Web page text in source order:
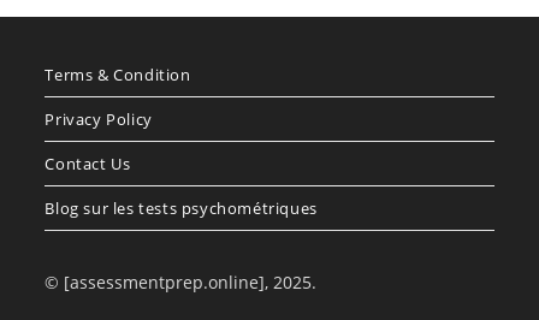
Terms & Condition
Privacy Policy
Contact Us
Blog sur les tests psychométriques
© [assessmentprep.online], 2025.